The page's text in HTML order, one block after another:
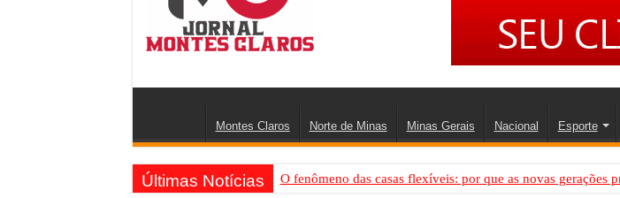
Montes Claros Norte de Minas Minas Gerais Nacional Esporte
Últimas Notícias O fenômeno das casas flexíveis: por que as novas gerações